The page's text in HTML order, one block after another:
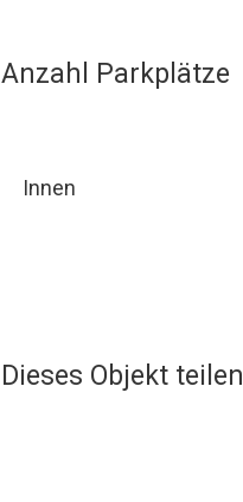
Anzahl Parkplätze
Innen
Dieses Objekt teilen